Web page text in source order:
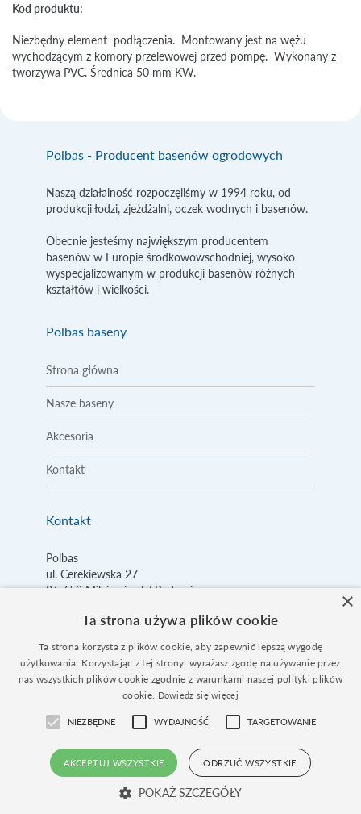
Kod produktu:
Niezbędny element podłączenia. Montowany jest na wężu
wychodzącym z komory przelewowej przed pompę. Wykonany z
tworzywa PVC. Średnica 50 mm KW.
Polbas - Producent basenów ogrodowych
Naszą działalność rozpoczęliśmy w 1994 roku, od
produkcji łodzi, zjeżdżalni, oczek wodnych i basenów.
Obecnie jesteśmy największym producentem
basenów w Europie środkowowschodniej, wysoko
wyspecjalizowanym w produkcji basenów różnych
kształtów i wielkości.
Polbas baseny
Strona główna
Nasze baseny
Akcesoria
Kontakt
Kontakt
Polbas
ul. Cerekiewska 27
26-652 Milejowice k/ Radomia
+48 48 385 89 67
Email:biuro@polbas.pl
Copyright © 2026 by Polbas. Wszelkie prawa zastrzeżone.
×
Ta strona używa plików cookie
Ta strona korzysta z plików cookie, aby zapewnić lepszą wygodę
użytkowania. Korzystając z tej strony, wyrażasz zgodę na używanie przez
nas wszystkich plików cookie zgodnie z warunkami naszej polityki plików
cookie. Dowiedz się więcej
NIEZBĘDNE WYDAJNOŚĆ TARGETOWANIE
AKCEPTUJ WSZYSTKIE ODRZUĆ WSZYSTKIE
POKAŻ SZCZEGÓŁY